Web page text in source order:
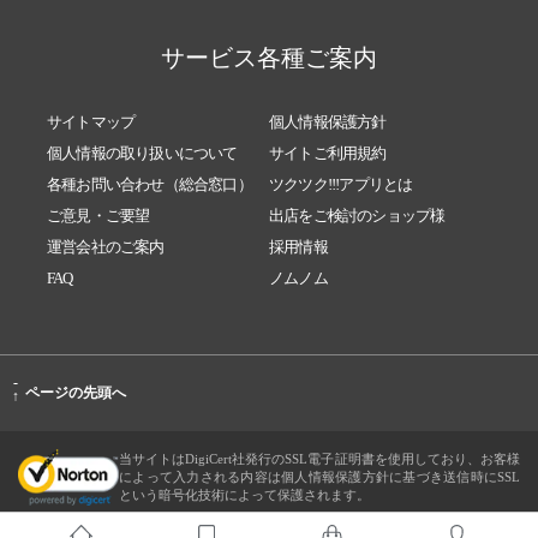
サービス各種ご案内
サイトマップ
個人情報保護方針
個人情報の取り扱いについて
サイトご利用規約
各種お問い合わせ（総合窓口）
ツクツク!!!アプリとは
ご意見・ご要望
出店をご検討のショップ様
運営会社のご案内
採用情報
FAQ
ノムノム
-
↑ ページの先頭へ
当サイトはDigiCert社発行のSSL電子証明書を使用しており、お客様
によって入力される内容は個人情報保護方針に基づき送信時にSSL
という暗号化技術によって保護されます。